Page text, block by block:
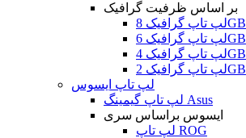
بر اساس ظرفیت گرافیک
لپ تاپ گرافیک 8GB
لپ تاپ گرافیک 6GB
لپ تاپ گرافیک 4GB
لپ تاپ گرافیک 2GB
لپ تاپ ایسوس
لپ تاپ گیمینگ Asus
ایسوس براساس سری
لپ تاپ ROG